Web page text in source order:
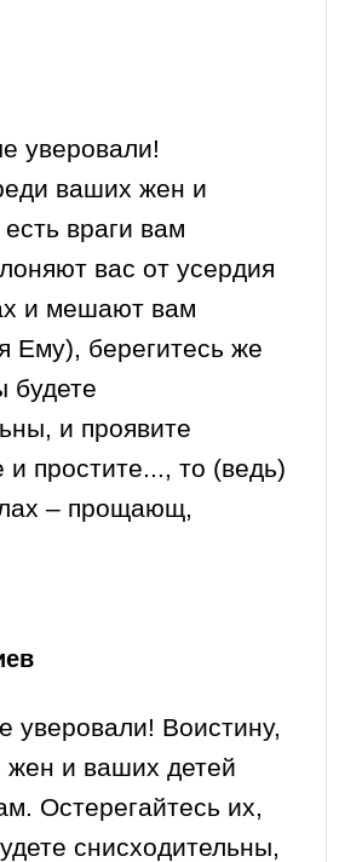
уверовали!
ваших жен и
враги вам
вас от усердия
и мешают вам
Ему), берегитесь же
будете
и проявите
и простите..., то (ведь)
– прощающ,
уверовали! Воистину,
и ваших детей
Остерегайтесь их,
снисходительны,